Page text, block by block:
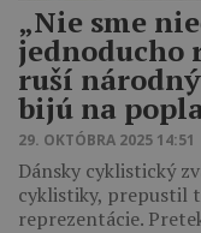
„Nie sme
jednoducho
ruší
bijú na
29. OKTÓBRA 2025 14:51
Dánsky cyklistický
cyklistiky, prepustil
reprezentácie.